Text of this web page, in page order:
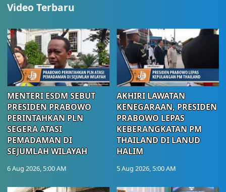
Video Terbaru
MENTERI ESDM SEBUT
PRESIDEN PRABOWO
PERINTAHKAN PLN
SEGERA ATASI
PEMADAMAN DI
SEJUMLAH WILAYAH
6 Aug 2026, 5:00 AM
AKHIRI LAWATAN
KENEGARAAN, PRESIDEN
PRABOWO LEPAS
KEBERANGKATAN PM
THAILAND DI LANUD
HALIM
5 Aug 2026, 5:00 AM